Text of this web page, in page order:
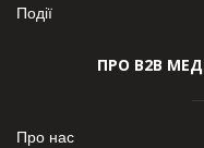
Події
ПРО В2В
Про нас